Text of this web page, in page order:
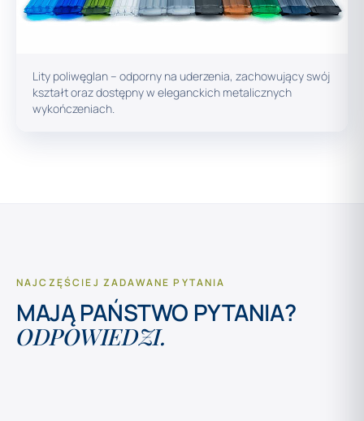
Lity poliwęglan – odporny na uderzenia, zachowujący swój
kształt oraz dostępny w eleganckich metalicznych
wykończeniach.
NAJCZĘŚCIEJ ZADAWANE PYTANIA
MAJĄ PAŃSTWO PYTANIA?
ODPOWIEDZI.